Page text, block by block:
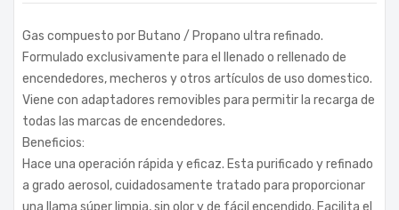
Gas compuesto por Butano / Propano ultra refinado.
Formulado exclusivamente para el llenado o rellenado de
encendedores, mecheros y otros artículos de uso domestico.
Viene con adaptadores removibles para permitir la recarga de
todas las marcas de encendedores.
Beneficios:
Hace una operación rápida y eficaz. Esta purificado y refinado
a grado aerosol, cuidadosamente tratado para proporcionar
una llama súper limpia, sin olor y de fácil encendido. Facilita el